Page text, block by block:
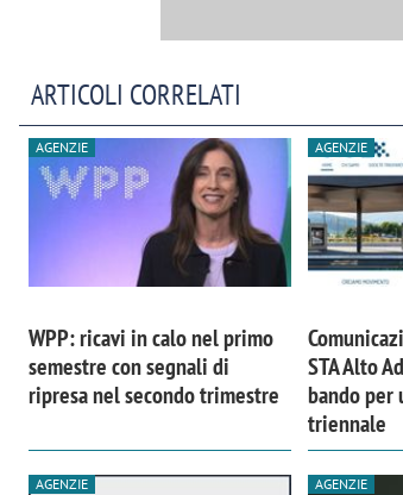
ARTICOLI CORRELATI
AGENZIE
WPP: ricavi in calo nel primo
semestre con segnali di
ripresa nel secondo trimestre
AGENZIE
STA Alto
bando per
triennale
AGENZIE AGENZIE